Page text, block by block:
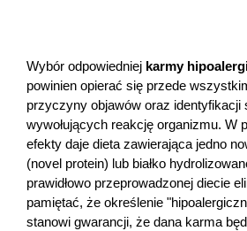
Zdrowy styl życia
Zabawki
Sprzęt medyczny
Motoryzacja
Wybór odpowiedniej karmy
powinien opierać się przede
przyczyny objawów oraz identyfikacji
wywołujących reakcję organizmu. W
efekty daje dieta zawierająca jedno
(novel protein) lub białko
prawidłowo przeprowadzonej diecie
pamiętać, że określenie
stanowi gwarancji, że dana karma